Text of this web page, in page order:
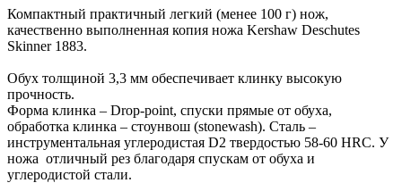
Компактный практичный легкий (менее 100 г) нож,
качественно выполненная копия ножа Kershaw Deschutes
Skinner 1883.
Обух толщиной 3,3 мм обеспечивает клинку высокую
прочность.
Форма клинка – Drop-point, спуски прямые от обуха,
обработка клинка – стоунвош (stonewash). Сталь –
инструментальная углеродистая D2 твердостью 58-60 HRC. У
ножа отличный рез благодаря спускам от обуха и
углеродистой стали.